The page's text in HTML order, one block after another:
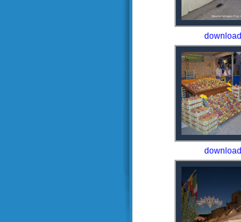
download
download